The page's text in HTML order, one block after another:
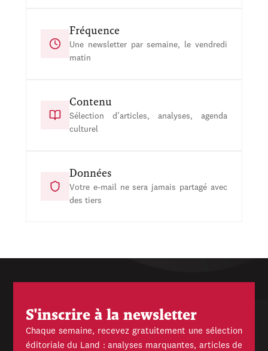
Fréquence
Une newsletter par semaine, le vendredi
matin
Contenu
Sélection d’articles, analyses, agenda
culturel
Données
Votre e-mail ne sera jamais partagé avec
des tiers
S'inscrire à la newsletter
Chaque semaine, recevez gratuitement une sélection
éditoriale du Land : analyses marquantes, articles de